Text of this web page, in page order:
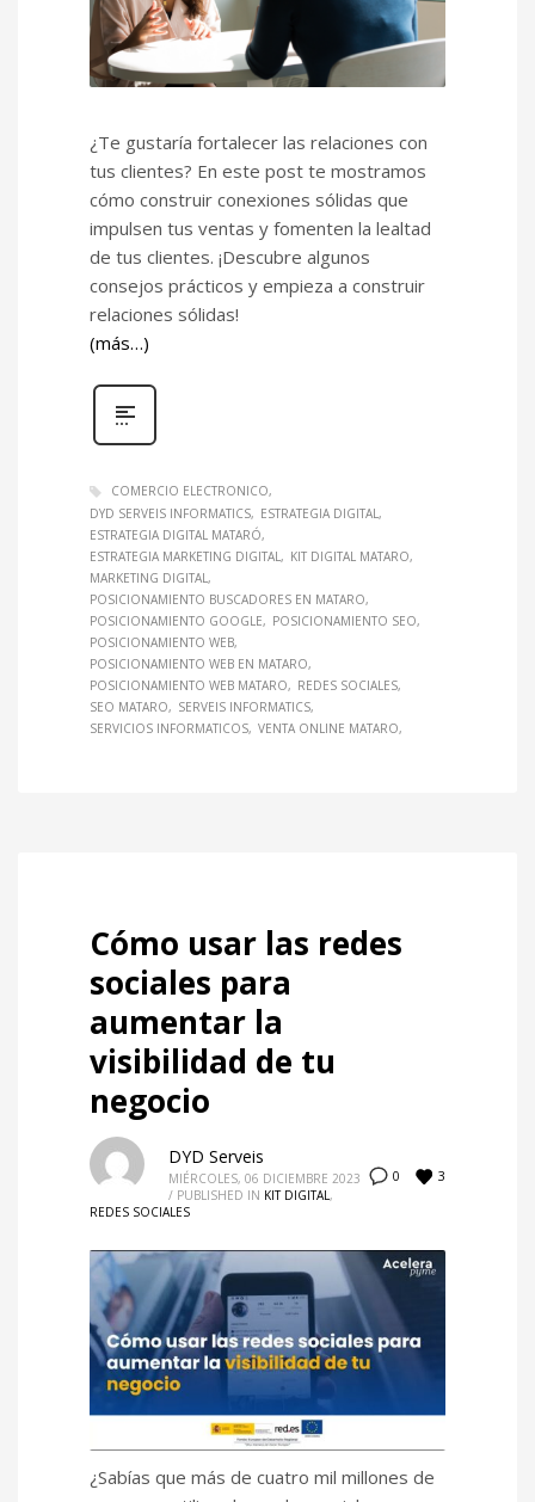
¿Te gustaría fortalecer las relaciones con
tus clientes? En este post te mostramos
cómo construir conexiones sólidas que
impulsen tus ventas y fomenten la lealtad
de tus clientes. ¡Descubre algunos
consejos prácticos y empieza a construir
relaciones sólidas!
(más…)
COMERCIO ELECTRONICO
DYD SERVEIS INFORMATICS
ESTRATEGIA DIGITAL
ESTRATEGIA DIGITAL MATARÓ
ESTRATEGIA MARKETING DIGITAL
KIT DIGITAL MATARO
MARKETING DIGITAL
POSICIONAMIENTO BUSCADORES EN MATARO
POSICIONAMIENTO GOOGLE
POSICIONAMIENTO SEO
POSICIONAMIENTO WEB
POSICIONAMIENTO WEB EN MATARO
POSICIONAMIENTO WEB MATARO
REDES SOCIALES
SEO MATARO
SERVEIS INFORMATICS
SERVICIOS INFORMATICOS VENTA ONLINE MATARO
Cómo usar las redes
sociales para
aumentar la
visibilidad de tu
negocio
0 3
DYD Serveis
MIÉRCOLES, 06 DICIEMBRE 2023
/ PUBLISHED IN KIT DIGITAL,
REDES SOCIALES
¿Sabías que más de cuatro mil millones de